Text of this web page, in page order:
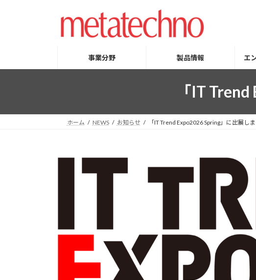
事業分野 製品情報 エ
「IT
ホーム NEWS お知らせ 「IT Trend Expo2026 Spring」に出展し